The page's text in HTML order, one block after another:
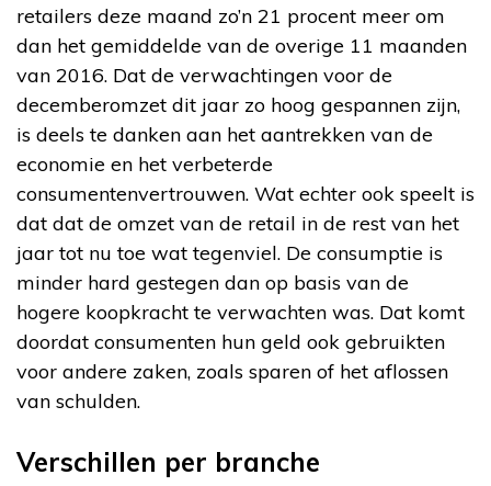
retailers deze maand zo’n 21 procent meer om
dan het gemiddelde van de overige 11 maanden
van 2016. Dat de verwachtingen voor de
decemberomzet dit jaar zo hoog gespannen zijn,
is deels te danken aan het aantrekken van de
economie en het verbeterde
consumentenvertrouwen. Wat echter ook speelt is
dat dat de omzet van de retail in de rest van het
jaar tot nu toe wat tegenviel. De consumptie is
minder hard gestegen dan op basis van de
hogere koopkracht te verwachten was. Dat komt
doordat consumenten hun geld ook gebruikten
voor andere zaken, zoals sparen of het aflossen
van schulden.
Verschillen per branche